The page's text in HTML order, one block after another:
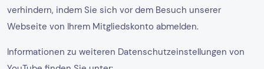
verhindern, indem Sie sich vor dem Besuch unserer
Webseite von Ihrem Mitgliedskonto abmelden.
Informationen zu weiteren Datenschutzeinstellungen von